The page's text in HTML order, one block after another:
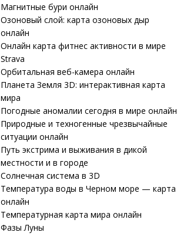
Магнитные бури онлайн
Озоновый слой: карта озоновых дыр
онлайн
Онлайн карта фитнес активности в мире
Strava
Орбитальная веб-камера онлайн
Планета Земля 3D: интерактивная карта
мира
Погодные аномалии сегодня в мире онлайн
Природные и техногенные чрезвычайные
ситуации онлайн
Путь экстрима и выживания в дикой
местности и в городе
Солнечная система в 3D
Температура воды в Черном море — карта
онлайн
Температурная карта мира онлайн
Фазы Луны